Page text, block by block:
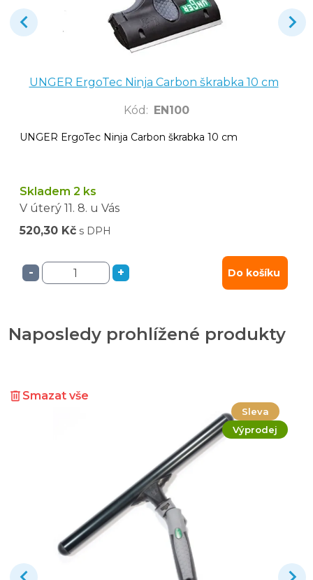
UNGER ErgoTec Ninja Carbon škrabka 10 cm
Kód : EN100
UNGER ErgoTec Ninja Carbon škrabka 10 cm
Skladem 2 ks
V úterý 11. 8. u Vás
520,30 Kč s DPH
- + Do košíku
Naposledy prohlížené produkty
Smazat vše
Sleva
Výprodej